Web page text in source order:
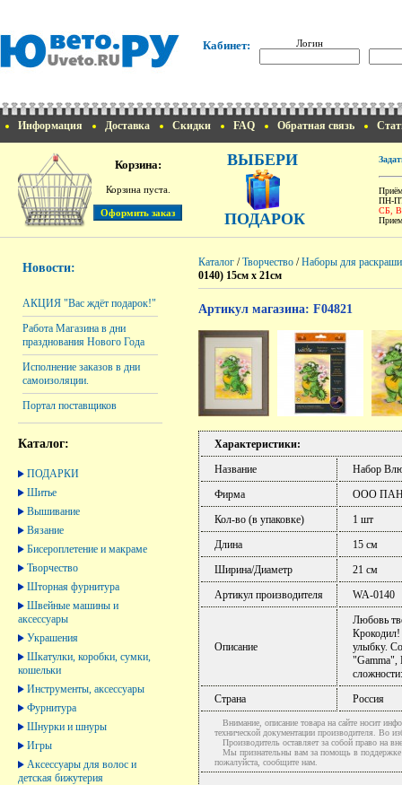
Кабинет: Логин
Информация Доставка Скидки FAQ Обратная связь
Корзина:
Корзина пуста.
ВЫБЕРИ
ПОДАРОК
ПН-
СБ,
Новости:
АКЦИЯ "Вас ждёт подарок!"
Работа Магазина в дни
празднования Нового Года
Исполнение заказов в дни
самоизоляции.
Портал поставщиков
Каталог:
ПОДАРКИ
Шитье
Вышивание
Вязание
Бисероплетение и макраме
Творчество
Шторная фурнитура
Швейные машины и
аксессуары
Украшения
Шкатулки, коробки, сумки,
кошельки
Инструменты, аксессуары
Фурнитура
Шнурки и шнуры
Игры
Аксессуары для волос и
детская бижутерия
Каталог /Творчество /Наборы для
0140) 15см х 21см
Артикул магазина: F04821
Характеристики:
Название
Набор
Фирма
ООО
Кол-во (в упаковке)
1 шт
Длина
15 см
Ширина/Диаметр
21 см
Артикул производителя
WA-0140
Описание
Любовь
Крокодил!
улыбку.
"Gamma",
Страна
Россия
Внимание, описание товара на сайте носит
технической документации производителя. Во
Производитель оставляет за собой право на
Мы признательны вам за помощь в поддержке
пожалуйста, сообщите нам.